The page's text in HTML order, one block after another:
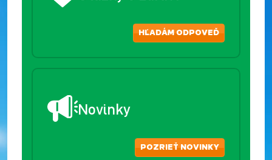
HĽADÁM ODPOVEĎ
Novinky
POZRIEŤ NOVINKY